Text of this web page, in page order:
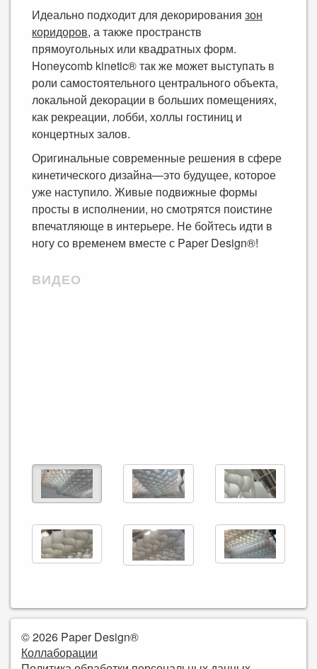
Идеально подходит для декорирования зон
коридоров, а также пространств
прямоугольных или квадратных форм.
Honeycomb kinetic® так же может выступать в
роли самостоятельного центрального объекта,
локальной декорации в больших помещениях,
как рекреации, лобби, холлы гостиниц и
концертных залов.
Оригинальные современные решения в сфере
кинетического дизайна—это будущее, которое
уже наступило. Живые подвижные формы
просты в исполнении, но смотрятся поистине
впечатляюще в интерьере. Не бойтесь идти в
ногу со временем вместе с Paper Design®!
ВИДЕО
© 2026 Paper Design®
Коллаборации